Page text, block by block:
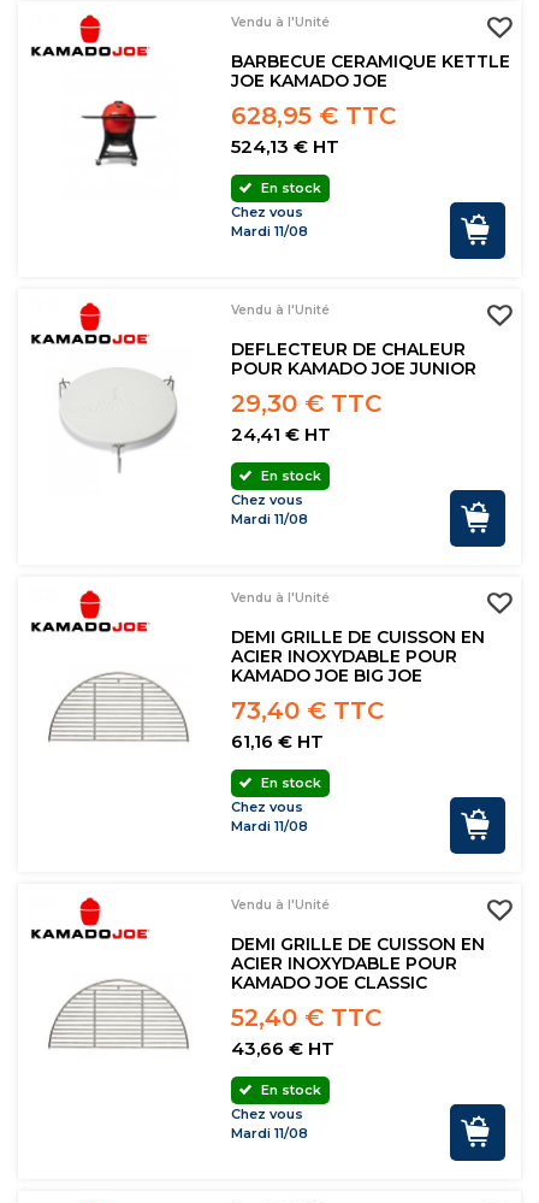
Vendu à l'Unité
BARBECUE CERAMIQUE KETTLE
JOE KAMADO JOE
628,95 € TTC
524,13 € HT
En stock
Chez vous
Mardi 11/08
Vendu à l'Unité
DEFLECTEUR DE CHALEUR
POUR KAMADO JOE JUNIOR
29,30 € TTC
24,41 € HT
En stock
Chez vous
Mardi 11/08
Vendu à l'Unité
DEMI GRILLE DE CUISSON EN
ACIER INOXYDABLE POUR
KAMADO JOE BIG JOE
73,40 € TTC
61,16 € HT
En stock
Chez vous
Mardi 11/08
Vendu à l'Unité
DEMI GRILLE DE CUISSON EN
ACIER INOXYDABLE POUR
KAMADO JOE CLASSIC
52,40 € TTC
43,66 € HT
En stock
Chez vous
Mardi 11/08